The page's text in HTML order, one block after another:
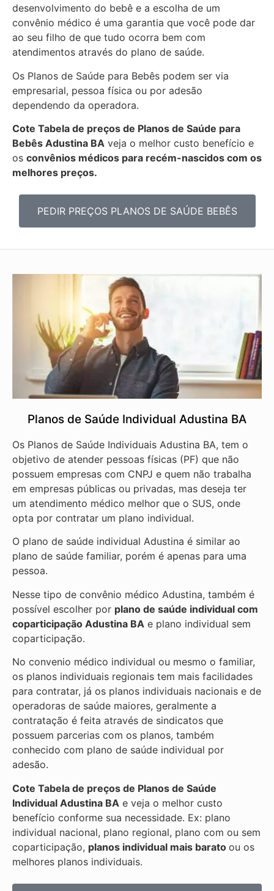
desenvolvimento do bebê e a escolha de um
convênio médico é uma garantia que você pode dar
ao seu filho de que tudo ocorra bem com
atendimentos através do plano de saúde.
Os Planos de Saúde para Bebês podem ser via
empresarial, pessoa física ou por adesão
dependendo da operadora.
Cote Tabela de preços de Planos de Saúde para
Bebês Adustina BA veja o melhor custo benefício e
os convênios médicos para recém-nascidos com os
melhores preços.
PEDIR PREÇOS PLANOS DE SAÚDE BEBÊS
Planos de Saúde Individual Adustina BA
Os Planos de Saúde Individuais Adustina BA, tem o
objetivo de atender pessoas físicas (PF) que não
possuem empresas com CNPJ e quem não trabalha
em empresas públicas ou privadas, mas deseja ter
um atendimento médico melhor que o SUS, onde
opta por contratar um plano individual.
O plano de saúde individual Adustina é similar ao
plano de saúde familiar, porém é apenas para uma
pessoa.
Nesse tipo de convênio médico Adustina, também é
possível escolher por plano de saúde individual com
coparticipação Adustina BA e plano individual sem
coparticipação.
No convenio médico individual ou mesmo o familiar,
os planos individuais regionais tem mais facilidades
para contratar, já os planos individuais nacionais e de
operadoras de saúde maiores, geralmente a
contratação é feita através de sindicatos que
possuem parcerias com os planos, também
conhecido com plano de saúde individual por
adesão.
Cote Tabela de preços de Planos de Saúde
Individual Adustina BA e veja o melhor custo
benefício conforme sua necessidade. Ex: plano
individual nacional, plano regional, plano com ou sem
coparticipação, planos individual mais barato ou os
melhores planos individuais.